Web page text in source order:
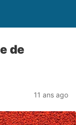
de
11 ans ago